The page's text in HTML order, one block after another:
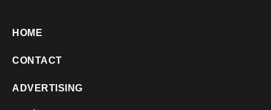
HOME
CONTACT
ADVERTISING